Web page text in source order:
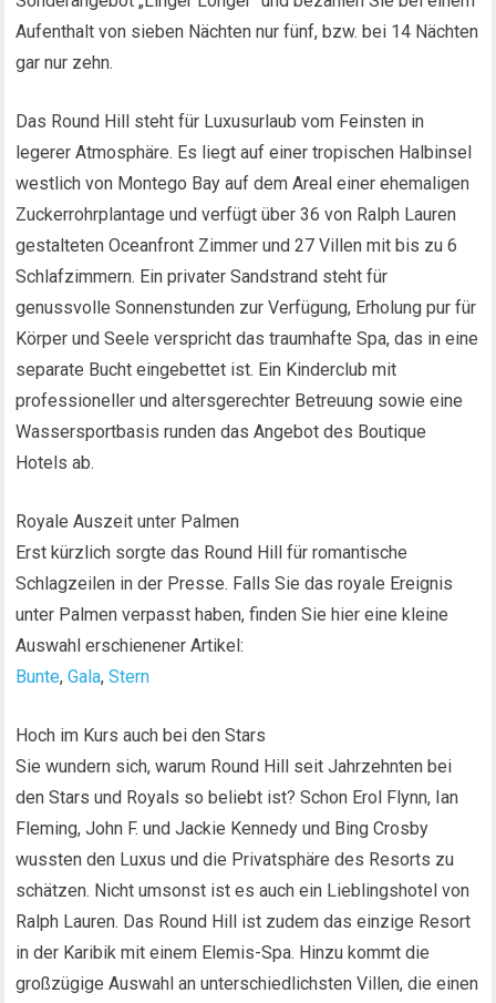
Aufenthalt von sieben Nächten nur fünf, bzw. bei 14 Nächten
gar nur zehn.
Das Round Hill steht für Luxusurlaub vom Feinsten in
legerer Atmosphäre. Es liegt auf einer tropischen Halbinsel
westlich von Montego Bay auf dem Areal einer ehemaligen
Zuckerrohrplantage und verfügt über 36 von Ralph Lauren
gestalteten Oceanfront Zimmer und 27 Villen mit bis zu 6
Schlafzimmern. Ein privater Sandstrand steht für
genussvolle Sonnenstunden zur Verfügung, Erholung pur für
Körper und Seele verspricht das traumhafte Spa, das in eine
separate Bucht eingebettet ist. Ein Kinderclub mit
professioneller und altersgerechter Betreuung sowie eine
Wassersportbasis runden das Angebot des Boutique
Hotels ab.
Royale Auszeit unter Palmen
Erst kürzlich sorgte das Round Hill für romantische
Schlagzeilen in der Presse. Falls Sie das royale Ereignis
unter Palmen verpasst haben, finden Sie hier eine kleine
Auswahl erschienener Artikel:
Bunte,Gala,Stern
Hoch im Kurs auch bei den Stars
Sie wundern sich, warum Round Hill seit Jahrzehnten bei
den Stars und Royals so beliebt ist? Schon Erol Flynn, Ian
Fleming, John F. und Jackie Kennedy und Bing Crosby
wussten den Luxus und die Privatsphäre des Resorts zu
schätzen. Nicht umsonst ist es auch ein Lieblingshotel von
Ralph Lauren. Das Round Hill ist zudem das einzige Resort
in der Karibik mit einem Elemis-Spa. Hinzu kommt die
großzügige Auswahl an unterschiedlichsten Villen, die einen